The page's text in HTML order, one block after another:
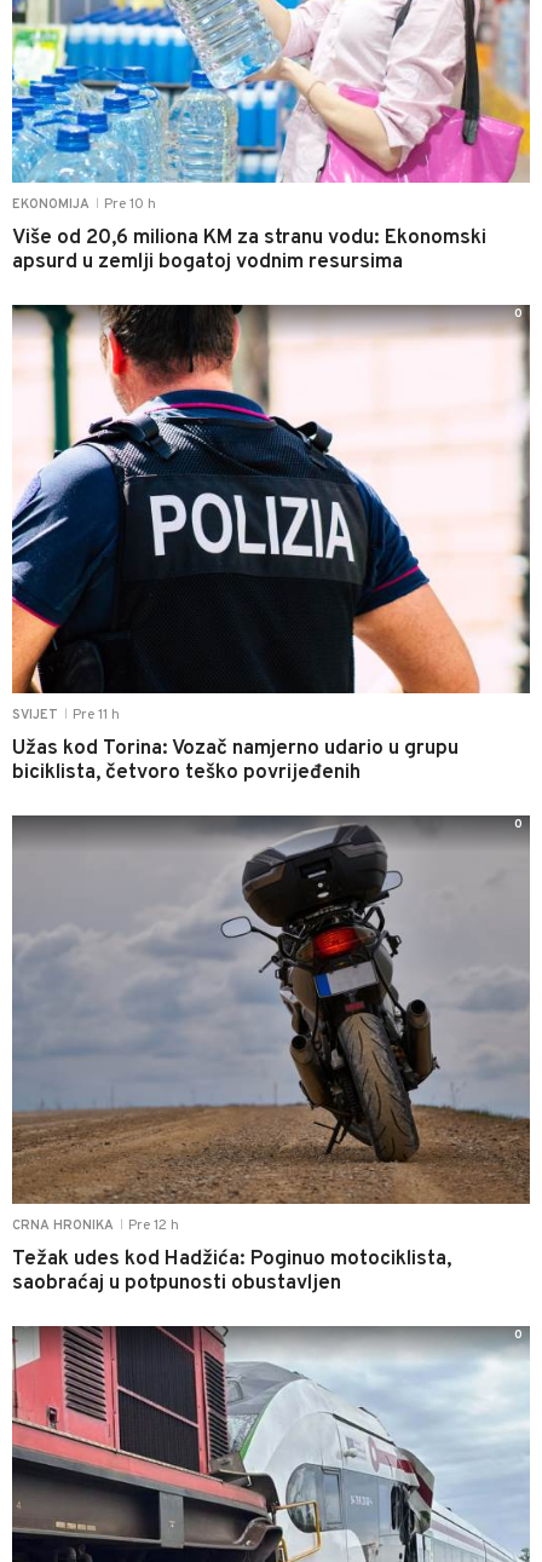
EKONOMIJA Pre 10 h
Više od 20,6 miliona KM za stranu vodu: Ekonomski
apsurd u zemlji bogatoj vodnim resursima
SVIJET Pre 11 h
Užas kod Torina: Vozač namjerno udario u grupu
biciklista, četvoro teško povrijeđenih
0
CRNA HRONIKA Pre 12 h
Težak udes kod Hadžića: Poginuo motociklista,
saobraćaj u potpunosti obustavljen
0
0